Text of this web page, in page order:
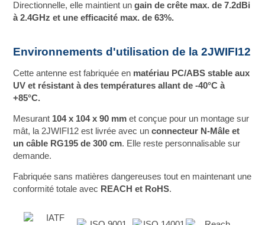
Directionnelle, elle maintient ungain de crête max. de 7.2dBi
à 2.4GHz et une efficacité max. de 63%.
Environnements d'utilisation de la 2JWIFI12
Cette antenne est fabriquée en matériau PC/ABS stable aux
UV et résistant à des températures allant de -40°C à
+85°C.
Mesurant 104 x 104 x 90 mm et conçue pour un montage sur
mât, la 2JWIFI12 est livrée avec un connecteur N-Mâle et
un câble RG195 de 300 cm. Elle reste personnalisable sur
demande.
Fabriquée sans matières dangereuses tout en maintenant une
conformité totale avec REACH et RoHS.